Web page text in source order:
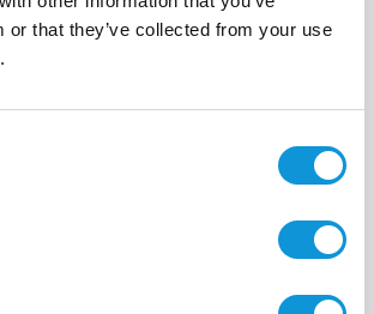
or that they’ve collected from your use
nous directement au :